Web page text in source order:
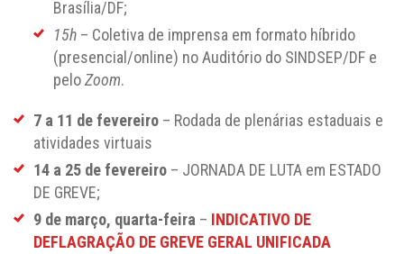
Brasília/DF;
15h – Coletiva de imprensa em formato híbrido
(presencial/online) no Auditório do SINDSEP/DF e
peloZoom.
7 a 11 de fevereiro – Rodada de plenárias estaduais e
atividades virtuais
14 a 25 de fevereiro – JORNADA DE LUTA em ESTADO
DE GREVE;
9 de março, quarta-feira – INDICATIVO DE
DEFLAGRAÇÃO DE GREVE GERAL UNIFICADA